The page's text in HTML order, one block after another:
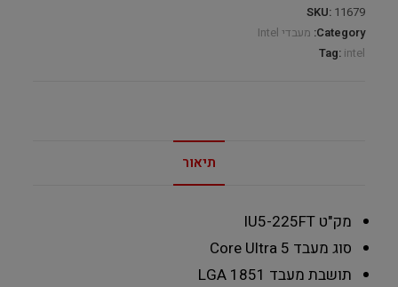
SKU: 11679
Category: מעבדי Intel
Tag: intel
תיאור
מק"ט IU5-225FT
סוג מעבד Core Ultra 5
תושבת מעבד LGA 1851